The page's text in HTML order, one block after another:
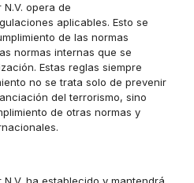
opera de
aplicables. Esto se
de las normas
normas internas que se
Estas reglas siempre
no se trata solo de prevenir
del terrorismo, sino
de otras normas y